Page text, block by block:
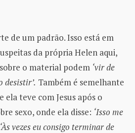
de um padrão. Isso está em
da própria Helen aqui,
o material podem ‘vir de
desistir’. Também é semelhante
ela teve com Jesus após o
sexo, onde ela disse: ‘Isso me
vezes eu consigo terminar de